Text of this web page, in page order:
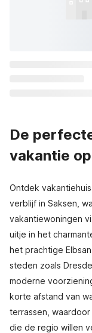
De
vakantie
Ontdek
verblijf in Saksen,
vakantiewoningen
uitje in het
het prachtige
steden zoals
moderne
korte afstand van
terrassen,
die de regio willen